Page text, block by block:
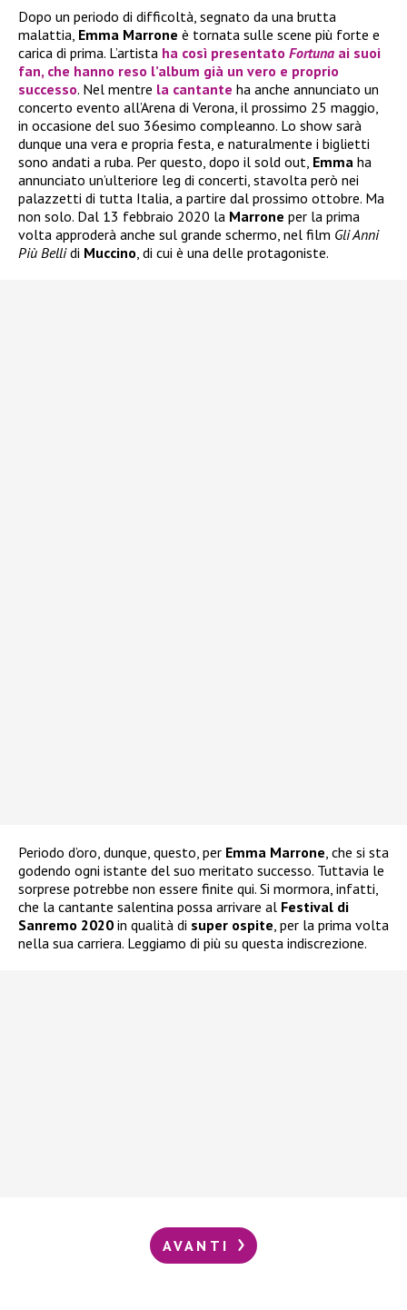
Dopo un periodo di difficoltà, segnato da una brutta
malattia, Emma Marrone è tornata sulle scene più forte e
carica di prima. L’artista ha così presentato Fortuna ai suoi
fan, che hanno reso l’album già un vero e proprio
successo. Nel mentre la cantante ha anche annunciato un
concerto evento all’Arena di Verona, il prossimo 25 maggio,
in occasione del suo 36esimo compleanno. Lo show sarà
dunque una vera e propria festa, e naturalmente i biglietti
sono andati a ruba. Per questo, dopo il sold out, Emma ha
annunciato un’ulteriore leg di concerti, stavolta però nei
palazzetti di tutta Italia, a partire dal prossimo ottobre. Ma
non solo. Dal 13 febbraio 2020 la Marrone per la prima
volta approderà anche sul grande schermo, nel film Gli Anni
Più Bellidi Muccino, di cui è una delle protagoniste.
Periodo d’oro, dunque, questo, per Emma Marrone, che si sta
godendo ogni istante del suo meritato successo. Tuttavia le
sorprese potrebbe non essere finite qui. Si mormora, infatti,
che la cantante salentina possa arrivare al Festival di
Sanremo 2020 in qualità di super ospite, per la prima volta
nella sua carriera. Leggiamo di più su questa indiscrezione.
AVANTI